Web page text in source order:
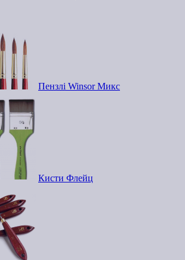
Пензлі Winsor Микс
Кисти Флейц